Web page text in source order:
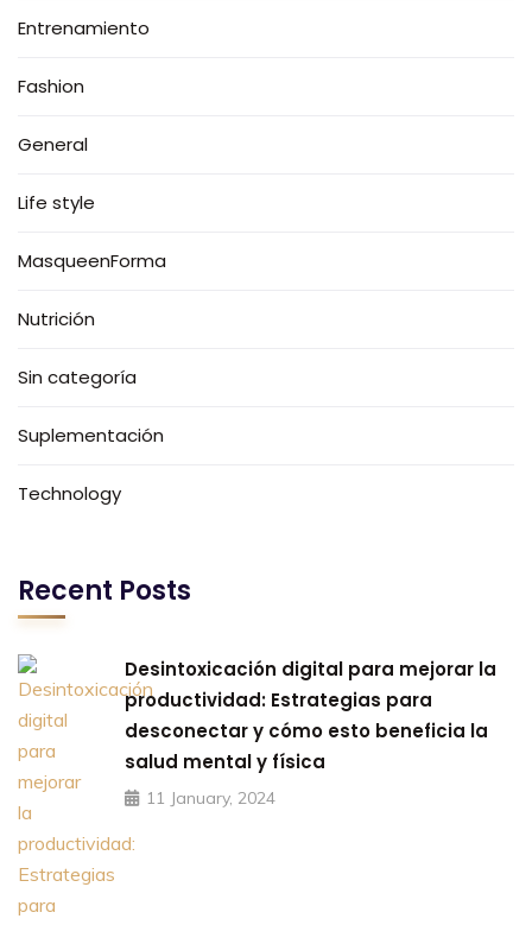
Entrenamiento
Fashion
General
Life style
MasqueenForma
Nutrición
Sin categoría
Suplementación
Technology
Recent Posts
Desintoxicación digital para mejorar la
productividad: Estrategias para
desconectar y cómo esto beneficia la
salud mental y física
11 January, 2024